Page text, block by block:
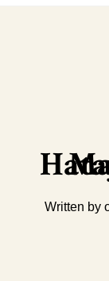
Written by